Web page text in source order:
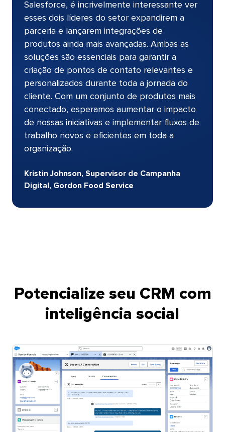
Salesforce, é incrivelmente interessante ver
esses dois líderes do setor expandirem a
parceria e lançarem integrações de
produtos ainda mais avançadas. Ambas as
soluções são essenciais para garantir a
criação de pontos de contato relevantes e
personalizados durante toda a jornada do
cliente. Com um conjunto de produtos mais
conectado, esperamos aumentar o impacto
de nossas iniciativas e implementar fluxos de
trabalho novos e eficientes em toda a
organização.​​
Kristin Johnson, Supervisor de Campanha
Digital, Gordon Food Service​​
Potencialize seu CRM com
inteligência social​​